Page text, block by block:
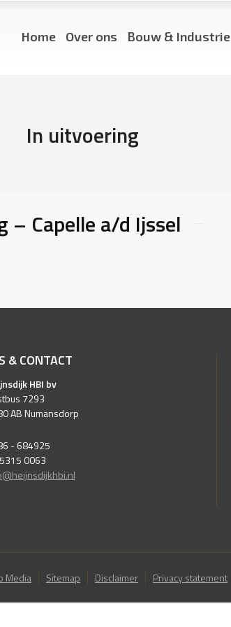
Home Over ons Bouw & Industrie
In uitvoering
– Capelle⁠ a/d Ijssel
& CONTACT
HBI bv
7293
AB Numansdorp
- 684925
0063
Media Sitemap Disclaimer Privacy statement